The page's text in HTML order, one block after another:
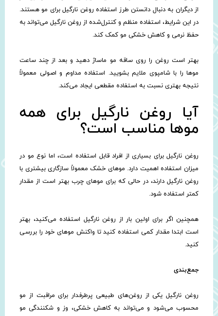
از دیگران به دنبال دانستن طرز استفاده روغن نارگیل برای مو هستند.
در این شرایط، استفاده منظم و کنترل‌شده از روغن نارگیل می‌تواند به
حفظ نرمی و کاهش خشکی مو کمک کند.
بهتر است روغن را روی ساقه مو ماساژ دهید و بعد از چند ساعت
موها را با شامپوی ملایم بشویید. استفاده مداوم و اصولی معمولاً
نتیجه بهتری نسبت به استفاده مقطعی ایجاد می‌کند.
آیا روغن نارگیل برای همه
موها مناسب است؟
روغن نارگیل برای بسیاری از افراد قابل استفاده است، اما نوع مو در
میزان استفاده اهمیت دارد. موهای خشک معمولاً سازگاری بیشتری با
روغن نارگیل دارند، در حالی که برای موهای چرب بهتر است از مقدار
کمتر استفاده شود.
همچنین اگر برای اولین بار از روغن نارگیل استفاده می‌کنید، بهتر
است ابتدا مقدار کمی استفاده کنید تا واکنش موهای خود را بررسی
کنید.
جمع‌بندی
روغن نارگیل یکی از روغن‌های طبیعی پرطرفدار برای مراقبت از مو
محسوب می‌شود و می‌تواند به کاهش خشکی، وز و شکنندگی مو